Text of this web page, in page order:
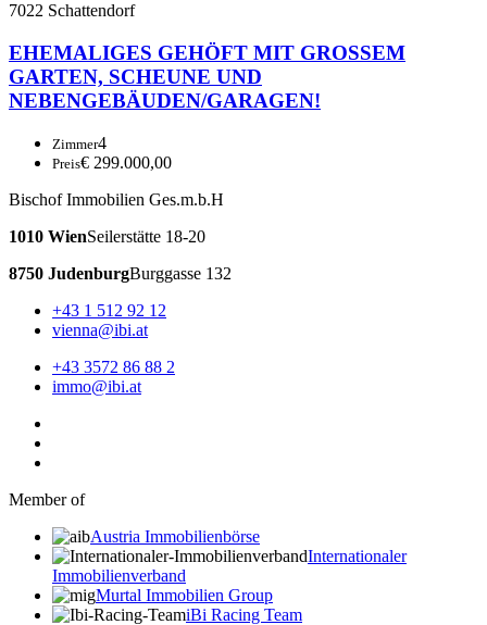
7022 Schattendorf
EHEMALIGES GEHÖFT MIT GROSSEM
GARTEN, SCHEUNE UND
NEBENGEBÄUDEN/GARAGEN!
Zimmer4
Preis€ 299.000,00
Bischof Immobilien Ges.m.b.H
1010 WienSeilerstätte 18-20
8750 JudenburgBurggasse 132
+43 1 512 92 12
vienna@ibi.at
+43 3572 86 88 2
immo@ibi.at
Member of
Austria Immobilienbörse
Internationaler
Immobilienverband
Murtal Immobilien Group
iBi Racing Team